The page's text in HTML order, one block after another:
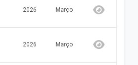
2026 Março
2026 Março